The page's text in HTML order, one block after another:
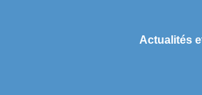
Actualités